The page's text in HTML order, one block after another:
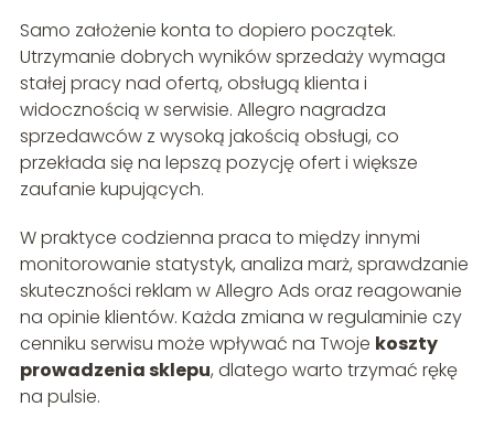
Samo założenie konta to dopiero początek.
Utrzymanie dobrych wyników sprzedaży wymaga
stałej pracy nad ofertą, obsługą klienta i
widocznością w serwisie. Allegro nagradza
sprzedawców z wysoką jakością obsługi, co
przekłada się na lepszą pozycję ofert i większe
zaufanie kupujących.
W praktyce codzienna praca to między innymi
monitorowanie statystyk, analiza marż, sprawdzanie
skuteczności reklam w Allegro Ads oraz reagowanie
na opinie klientów. Każda zmiana w regulaminie czy
cenniku serwisu może wpływać na Twoje koszty
prowadzenia sklepu, dlatego warto trzymać rękę
na pulsie.